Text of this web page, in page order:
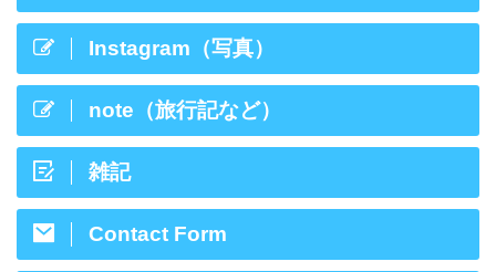
Instagram（写真）
note（旅行記など）
雑記
Contact Form